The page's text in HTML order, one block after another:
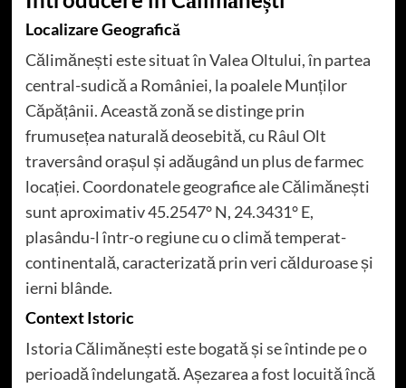
Localizare Geografică
Călimănești este situat în Valea Oltului, în partea
central-sudică a României, la poalele Munților
Căpățânii. Această zonă se distinge prin
frumusețea naturală deosebită, cu Râul Olt
traversând orașul și adăugând un plus de farmec
locației. Coordonatele geografice ale Călimănești
sunt aproximativ 45.2547° N, 24.3431° E,
plasându-l într-o regiune cu o climă temperat-
continentală, caracterizată prin veri călduroase și
ierni blânde.
Context Istoric
Istoria Călimănești este bogată și se întinde pe o
perioadă îndelungată. Așezarea a fost locuită încă